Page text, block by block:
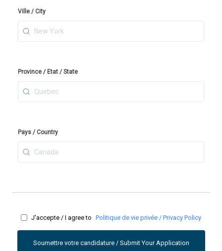
Ville / City
Province / Etat / State
Pays / Country
J'accepte / I agree to Politique de vie privée / Privacy Policy
Soumettre votre candidature / Submit Your Application